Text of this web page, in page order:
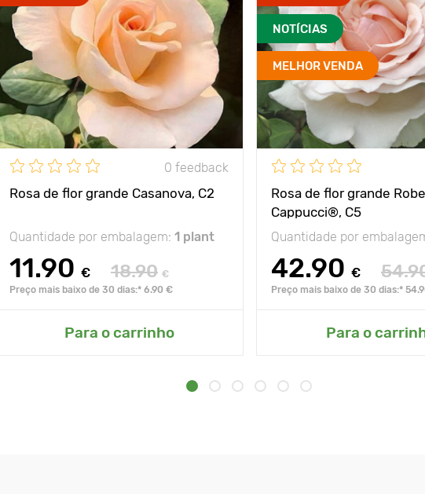
0 feedback
Rosa de flor grande Casanova, C2
Quantidade por embalagem: 1 plant
11.90 € 18.90 €
Preço mais baixo de 30 dias:* 6.90 €
Para o carrinho
NOTÍCIAS
MELHOR VENDA
Rosa de flor grande
Cappucci®, C5
Quantidade por
42.90 €
Preço mais baixo de 30 dias:*
Para o